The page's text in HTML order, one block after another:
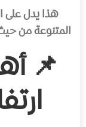
هذا يدل على
المتنوعة من حيث
📌